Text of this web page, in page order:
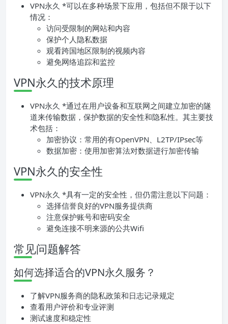
VPN永久 *可以在多种场景下应用，包括但不限于以下
情况：
访问受限制的网站和内容
保护个人隐私数据
观看跨国地区限制的视频内容
避免网络追踪和监控
VPN永久的技术原理
VPN永久 *通过在用户设备和互联网之间建立加密的隧
道来传输数据，保护数据的安全性和隐私性。其主要技
术包括：
加密协议：常用的有OpenVPN、L2TP/IPsec等
数据加密：使用加密算法对数据进行加密传输
VPN永久的安全性
VPN永久 *具有一定的安全性，但仍需注意以下问题：
选择信誉良好的VPN服务提供商
注意保护账号和密码安全
避免连接不明来源的公共Wifi
常见问题解答
如何选择适合的VPN永久服务？
了解VPN服务商的隐私政策和日志记录规定
查看用户评价和专业评测
测试速度和稳定性